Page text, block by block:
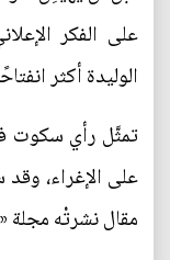
على الفكر
الوليدة أكثر
تمثَّل رأي سكوت
على الإغراء،
مقال نشرتْه مجلة